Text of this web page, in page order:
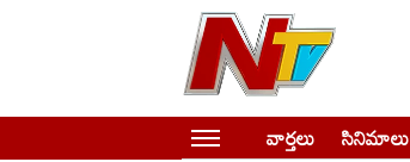
వార్తలు సినిమాలు